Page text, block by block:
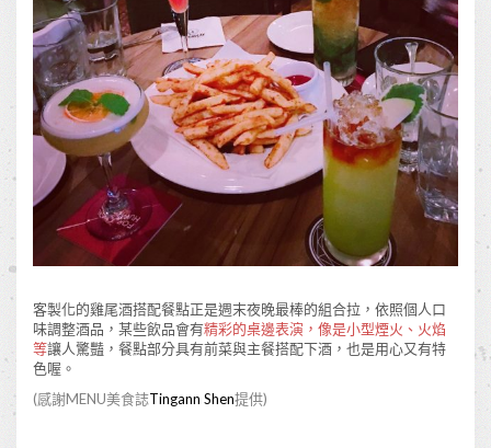
客製化的雞尾酒搭配餐點正是週末夜晚最棒的組合拉，依照個人口
味調整酒品，某些飲品會有精彩的桌邊表演，像是小型煙火、火焰
等讓人驚豔，餐點部分具有前菜與主餐搭配下酒，也是用心又有特
色喔。
(感謝MENU美食誌Tingann Shen提供)